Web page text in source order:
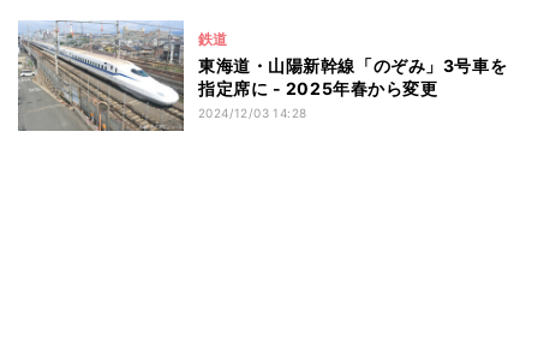
鉄道
東海道・山陽新幹線「のぞみ」3号車を
指定席に - 2025年春から変更
2024/12/03 14:28